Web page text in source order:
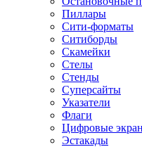
Пиллары
Сити-форматы
Ситиборды
Скамейки
Стелы
Стенды
Суперсайты
Указатели
Флаги
Цифровые
Эстакады